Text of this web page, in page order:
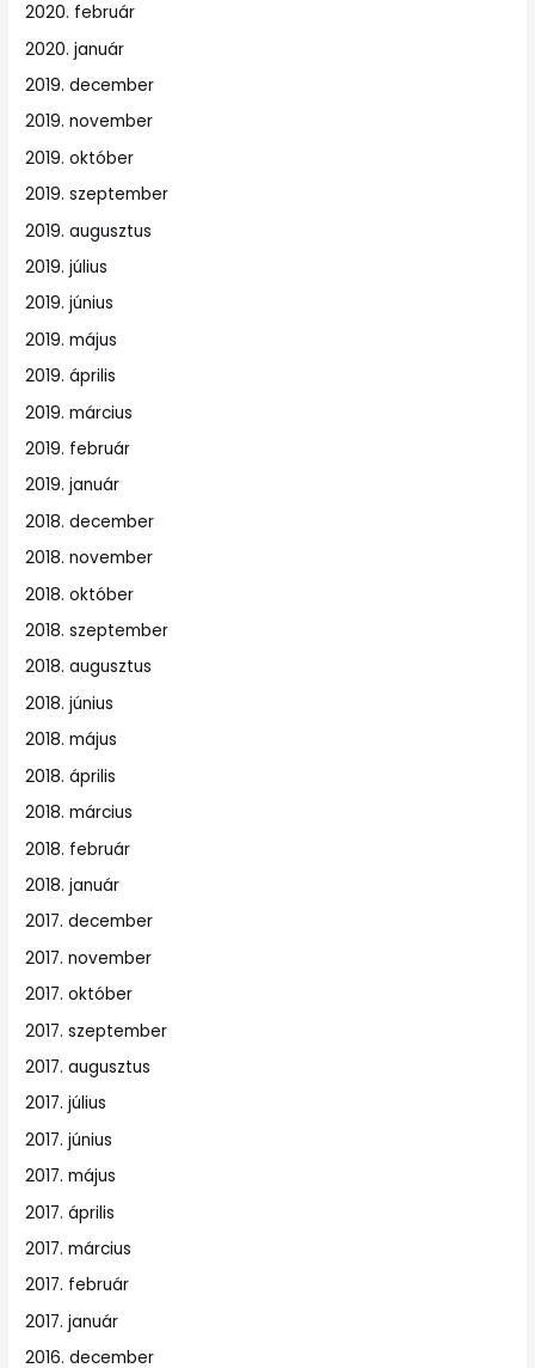
2020. február
2020. január
2019. december
2019. november
2019. október
2019. szeptember
2019. augusztus
2019. július
2019. június
2019. május
2019. április
2019. március
2019. február
2019. január
2018. december
2018. november
2018. október
2018. szeptember
2018. augusztus
2018. június
2018. május
2018. április
2018. március
2018. február
2018. január
2017. december
2017. november
2017. október
2017. szeptember
2017. augusztus
2017. július
2017. június
2017. május
2017. április
2017. március
2017. február
2017. január
2016. december